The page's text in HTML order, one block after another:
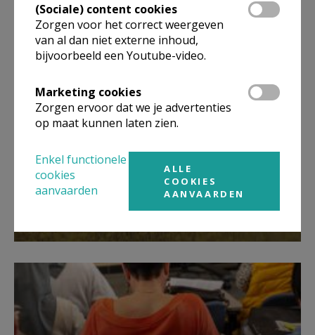
Cyclus Theologische Vorming (CTV)
(Sociale) content cookies
Zorgen voor het correct weergeven
van al dan niet externe inhoud,
bijvoorbeeld een Youtube-video.
Marketing cookies
Zorgen ervoor dat we je advertenties
op maat kunnen laten zien.
Enkel functionele
cookies
aanvaarden
ALLE
COOKIES
AANVAARDEN